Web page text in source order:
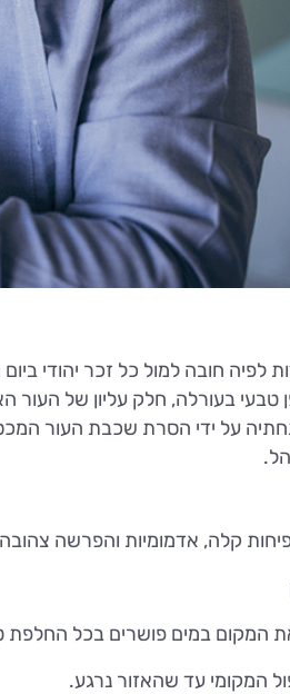
לפיה חובה למול כל זכר יהודי ביום
טבעי בעורלה, חלק עליון של
תחתיה על ידי הסרת שכבת העור
קלה, אדמומיות והפרשה
המקום במים פושרים בכל החלפת
המקומי עד שהאזור נרגע.